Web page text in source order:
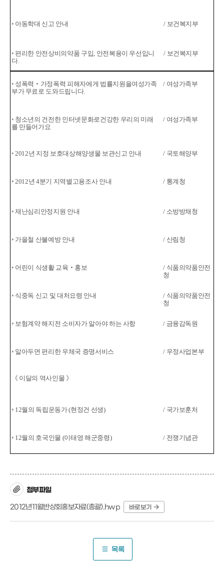
◦ 아동학대 신고 안내 / 보건복지부
◦ 편리한 안전상비의약품 구입, 안전복용이 우선입니
다.
/ 보건복지부
◦ 성폭력‧가정폭력 피해자에게 법률지원을여성가족
부가 무료로 도와드립니다.
/ 여성가족부
◦ 청소년의 건전한 인터넷문화로건강한 우리의 미래
를 만들어가요
/ 여성가족부
◦ 2012년 지정 보호대상해양생물 보관신고 안내 / 국토해양부
◦ 2012년 4분기 지역별고용조사 안내 / 통계청
◦ 재난심리안정지원 안내 / 소방방채청
◦ 가을철 산불예방 안내 / 산림청
◦ 어린이 식생활 교육‧홍보 / 식품의약품안전
청
◦ 식중독 신고 및 대처요령 안내 / 식품의약품안전
청
◦ 보험계약 해지전 소비자가 알아야 하는 사항 / 금융감독원
◦ 알아두면 편리한 우체국 증명서비스 / 우정사업본부
《 이달의 역사인물 》
◦ 12월의 독립운동가 (현정건 선생) / 국가보훈처
◦ 12월의 호국인물 (이태영 해군중령) / 전쟁기념관
첨부파일
2012년11월반상회홍보자료(총괄).hwp
바로보기
목록